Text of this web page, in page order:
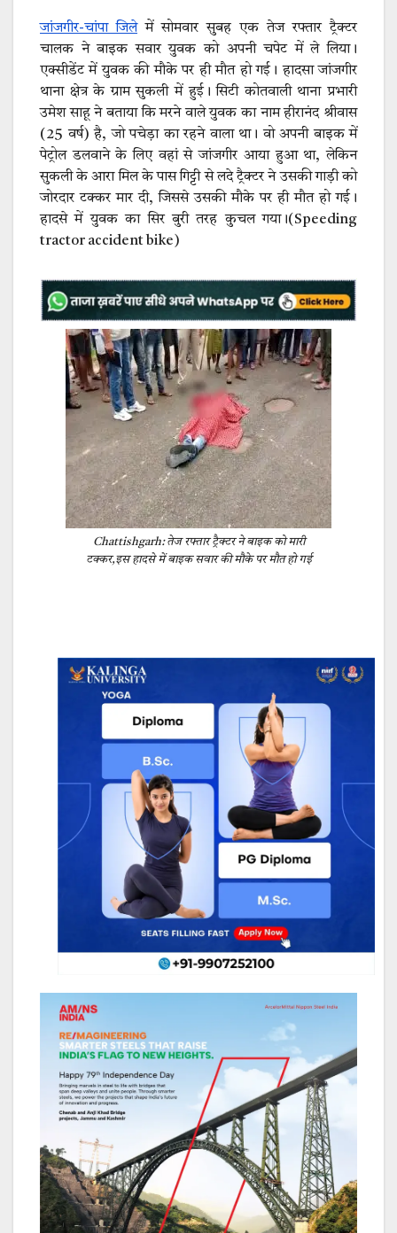
जांजगीर-चांपा जिलेमें सोमवार सुबह एक तेज रफ्तार ट्रैक्टर
चालक ने बाइक सवार युवक को अपनी चपेट में ले लिया।
एक्सीडेंट में युवक की मौके पर ही मौत हो गई। हादसा जांजगीर
थाना क्षेत्र के ग्राम सुकली में हुई। सिटी कोतवाली थाना प्रभारी
उमेश साहू ने बताया कि मरने वाले युवक का नाम हीरानंद श्रीवास
(25 वर्ष) है, जो पचेड़ा का रहने वाला था। वो अपनी बाइक में
पेट्रोल डलवाने के लिए वहां से जांजगीर आया हुआ था, लेकिन
सुकली के आरा मिल के पास गिट्टी से लदे ट्रैक्टर ने उसकी गाड़ी को
जोरदार टक्कर मार दी, जिससे उसकी मौके पर ही मौत हो गई।
हादसे में युवक का सिर बुरी तरह कुचल गया।(Speeding
tractor accident bike)
Chattishgarh: तेज रफ्तार ट्रैक्टर ने बाइक को मारी
टक्कर,इस हादसे में बाइक सवार की मौके पर मौत हो गई